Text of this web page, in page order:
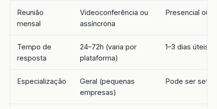
Reunião
mensal
Videoconferência ou
assíncrona
Presencial ou
Tempo de
resposta
24–72h (varia por
plataforma)
1–3 dias úteis
Especialização
Geral (pequenas
empresas)
Pode ser